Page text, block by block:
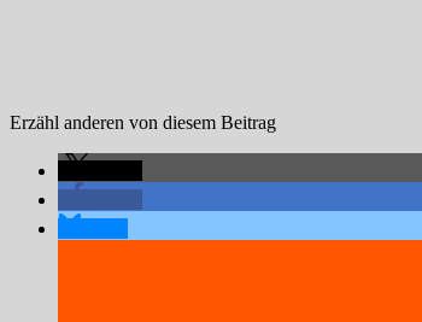
Erzähl anderen von diesem Beitrag